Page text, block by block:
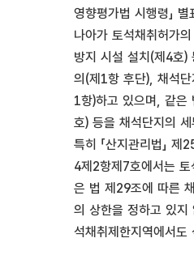
영향평가법 시행령」
나아가 토석채취허가
방지 시설 설치(제4호)
의(제1항 후단), 채석
1항)하고 있으며, 같은
호) 등을 채석단지의
특히 「산지관리법」
4제2항제7호에서는 토
은 법 제29조에 따른
의 상한을 정하고 있지
석채취제한지역에서도